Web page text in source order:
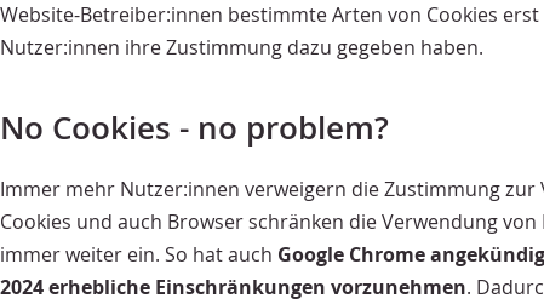
Website-Betreiber:innen bestimmte Arten von Cookies
Nutzer:innen ihre Zustimmung dazu gegeben haben.
No Cookies - no problem?
Immer mehr Nutzer:innen verweigern die Zustimmung zur
Cookies und auch Browser schränken die Verwendung
immer weiter ein. So hat auch Google Chrome
2024 erhebliche Einschränkungen vorzunehmen.